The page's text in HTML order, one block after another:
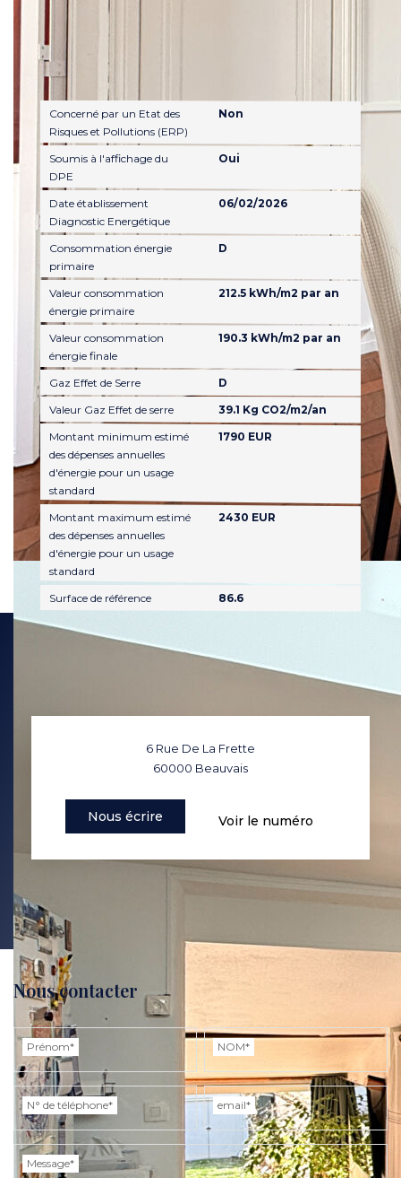
Diagnostics
Concerné par un Etat des
Risques et Pollutions (ERP)
Non
Soumis à l'affichage du
DPE
Oui
Date établissement
Diagnostic Energétique
06/02/2026
Consommation énergie
primaire
D
Valeur consommation
énergie primaire
212.5 kWh/m2 par an
Valeur consommation
énergie finale
190.3 kWh/m2 par an
Gaz Effet de Serre
D
Valeur Gaz Effet de serre
39.1 Kg CO2/m2/an
Montant minimum estimé
des dépenses annuelles
d'énergie pour un usage
standard
1790 EUR
Montant maximum estimé
des dépenses annuelles
d'énergie pour un usage
standard
2430 EUR
Surface de référence 86.6
6 Rue De La Frette
60000 Beauvais
Nous écrire Voir le numéro
Nous contacter
Prénom* NOM*
N° de téléphone* email*
Message*